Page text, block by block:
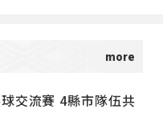
交流賽 4縣市隊伍共